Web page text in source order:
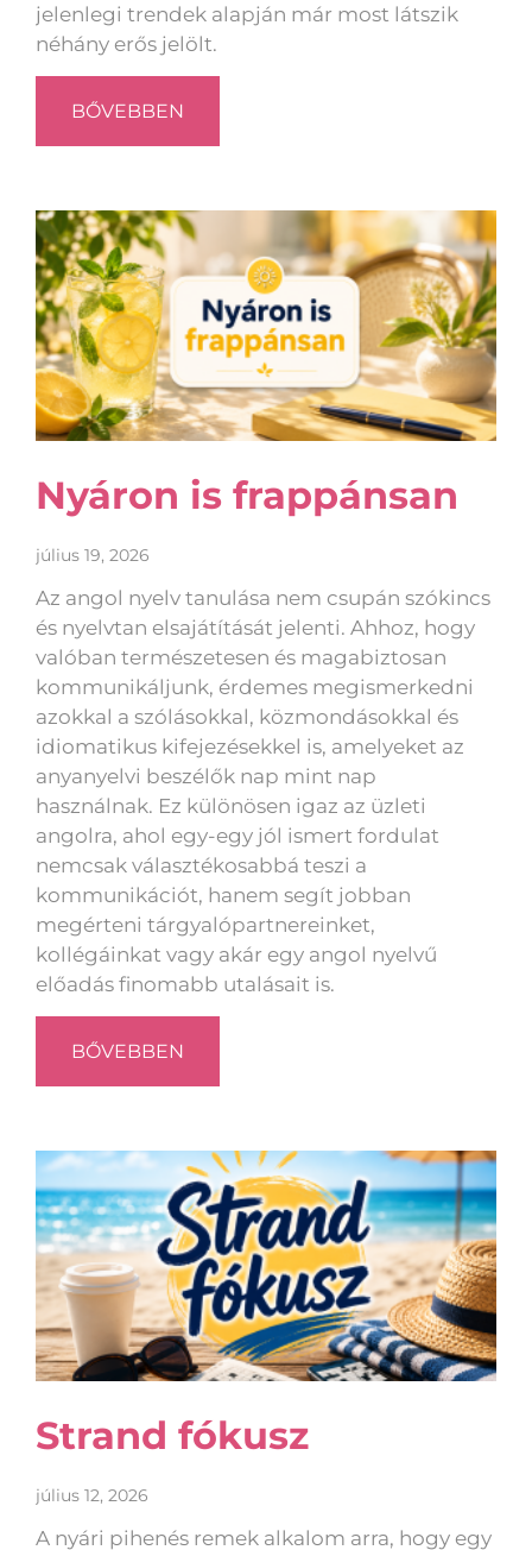
jelenlegi trendek alapján már most látszik
néhány erős jelölt.
BŐVEBBEN
Nyáron is frappánsan
július 19, 2026
Az angol nyelv tanulása nem csupán szókincs
és nyelvtan elsajátítását jelenti. Ahhoz, hogy
valóban természetesen és magabiztosan
kommunikáljunk, érdemes megismerkedni
azokkal a szólásokkal, közmondásokkal és
idiomatikus kifejezésekkel is, amelyeket az
anyanyelvi beszélők nap mint nap
használnak. Ez különösen igaz az üzleti
angolra, ahol egy-egy jól ismert fordulat
nemcsak választékosabbá teszi a
kommunikációt, hanem segít jobban
megérteni tárgyalópartnereinket,
kollégáinkat vagy akár egy angol nyelvű
előadás finomabb utalásait is.
BŐVEBBEN
Strand fókusz
július 12, 2026
A nyári pihenés remek alkalom arra, hogy egy